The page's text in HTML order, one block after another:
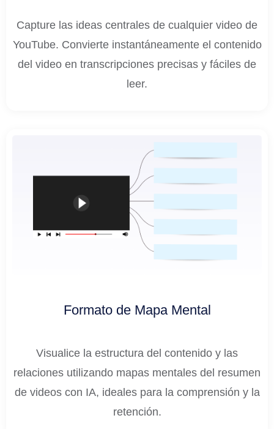
Capture las ideas centrales de cualquier video de
YouTube. Convierte instantáneamente el contenido
del video en transcripciones precisas y fáciles de
leer.
Formato de Mapa Mental
Visualice la estructura del contenido y las
relaciones utilizando mapas mentales del resumen
de videos con IA, ideales para la comprensión y la
retención.